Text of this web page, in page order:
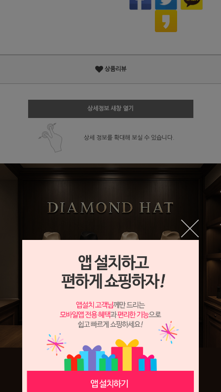
상품리뷰
상세정보 새창 열기
상세 정보를 확대해 보실 수 있습니다.